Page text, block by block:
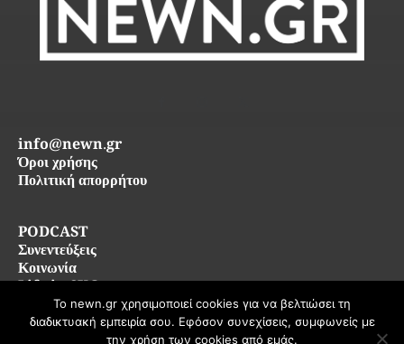
PODCAST
Συνεντεύξεις
Κοινωνία
Life in SKG
info@newn.gr
Όροι χρήσης
Πολιτική απορρήτου
© 2026 newn.gr — Όλα τα δικαιώματα διατηρούνται
Το newn.gr χρησιμοποιεί cookies για να βελτιώσει τη
διαδικτυακή εμπειρία σου. Εφόσον συνεχίσεις, συμφωνείς με
την χρήση των cookies από εμάς.